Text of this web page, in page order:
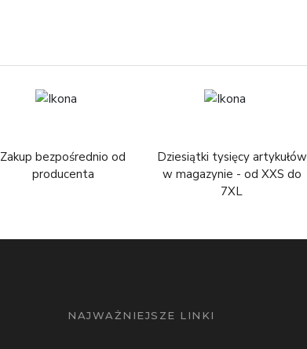
Zakup bezpośrednio od
producenta
Dziesiątki tysięcy artykułów
w magazynie - od XXS do
7XL
NAJWAŻNIEJSZE LINKI